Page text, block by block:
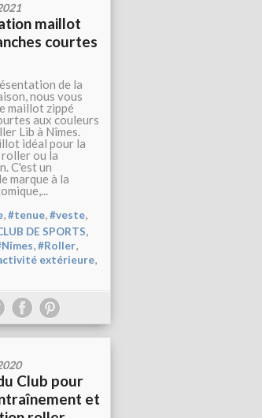
maillot
courtes
de la
nous vous
maillot zippé
aux couleurs
Lib à Nîmes.
idéal pour la
ou la
C'est un
marque à la
,#tenue,#veste,
DE SPORTS,
,#Roller,
extérieure,
Club pour
et